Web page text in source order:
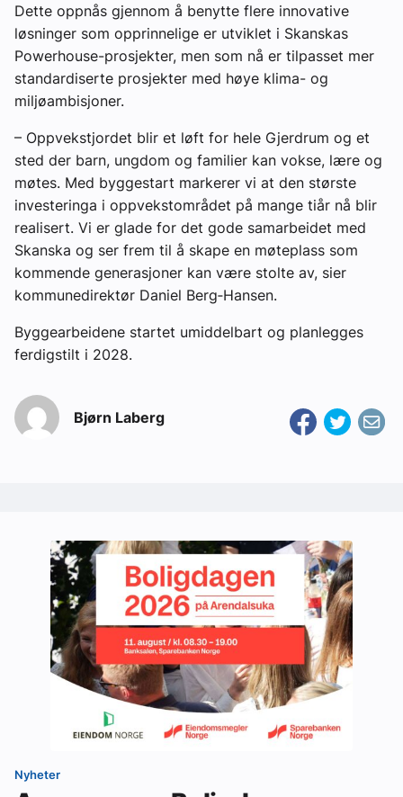
Dette oppnås gjennom å benytte flere innovative
løsninger som opprinnelige er utviklet i Skanskas
Powerhouse-prosjekter, men som nå er tilpasset mer
standardiserte prosjekter med høye klima- og
miljøambisjoner.
– Oppvekstjordet blir et løft for hele Gjerdrum og et
sted der barn, ungdom og familier kan vokse, lære og
møtes. Med byggestart markerer vi at den største
investeringa i oppvekstområdet på mange tiår nå blir
realisert. Vi er glade for det gode samarbeidet med
Skanska og ser frem til å skape en møteplass som
kommende generasjoner kan være stolte av, sier
kommunedirektør Daniel Berg‑Hansen.
Byggearbeidene startet umiddelbart og planlegges
ferdigstilt i 2028.
Bjørn Laberg
Nyheter